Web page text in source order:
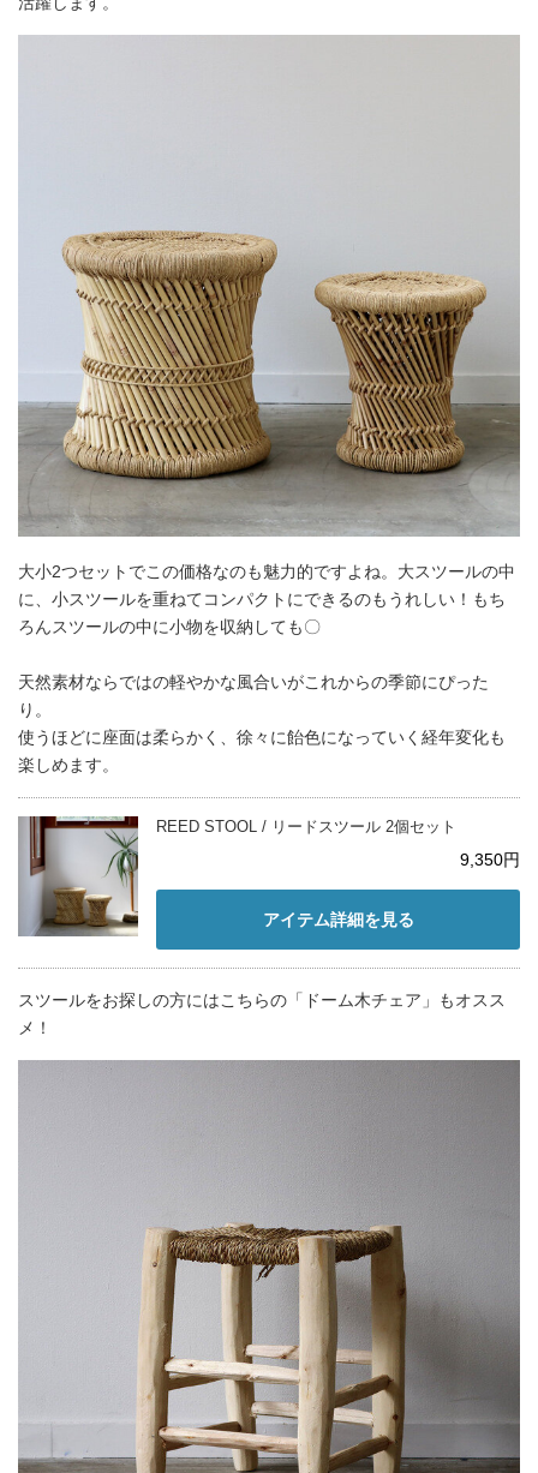
大小2つセットでこの価格なのも魅力的ですよね。大スツールの中
に、小スツールを重ねてコンパクトにできるのもうれしい！もち
ろんスツールの中に小物を収納しても〇
天然素材ならではの軽やかな風合いがこれからの季節にぴった
り。
使うほどに座面は柔らかく、徐々に飴色になっていく経年変化も
楽しめます。
REED STOOL / リードスツール 2個セット
9,350円
アイテム詳細を見る
スツールをお探しの方にはこちらの「ドーム木チェア」もオスス
メ！